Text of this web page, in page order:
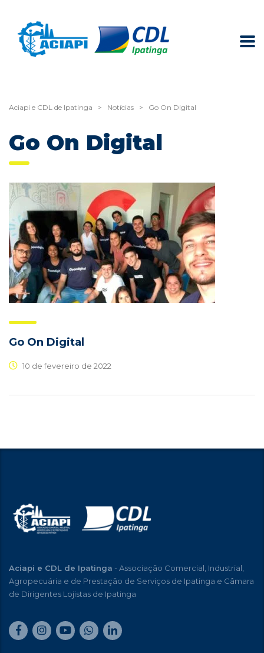
Aciapi e CDL de Ipatinga > Notícias > Go On Digital
Go On Digital
Go On Digital
10 de fevereiro de 2022
Aciapi e CDL de Ipatinga - Associação Comercial, Industrial,
Agropecuária e de Prestação de Serviços de Ipatinga e Câmara
de Dirigentes Lojistas de Ipatinga